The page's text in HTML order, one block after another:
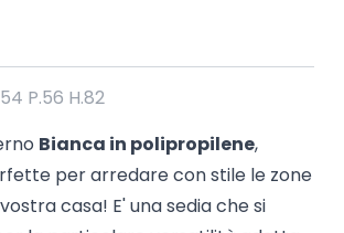
P.56 H.82
Bianca in polipropilene,
per arredare con stile le zone
casa! E' una sedia che si